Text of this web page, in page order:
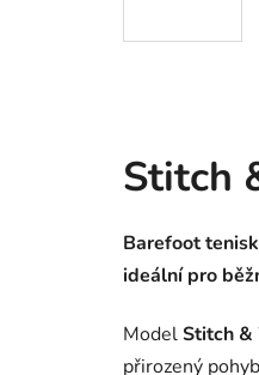
Stitch
Barefoot
ideální pro
ModelStitch
přirozený